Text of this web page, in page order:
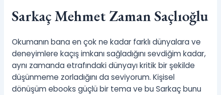
Sarkaç Mehmet Zaman Saçlıoğlu
Okumanın bana en çok ne kadar farklı dünyalara ve
deneyimlere kaçış imkanı sağladığını sevdiğim kadar,
aynı zamanda etrafındaki dünyayı kritik bir şekilde
düşünmeme zorladığını da seviyorum. Kişisel
dönüşüm ebooks güçlü bir tema ve bu Sarkaç bunu